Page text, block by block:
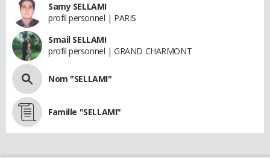
Samy SELLAMI
profil personnel | PARIS
Smail SELLAMI
profil personnel | GRAND CHARMONT
Nom "SELLAMI"
Famille "SELLAMI"